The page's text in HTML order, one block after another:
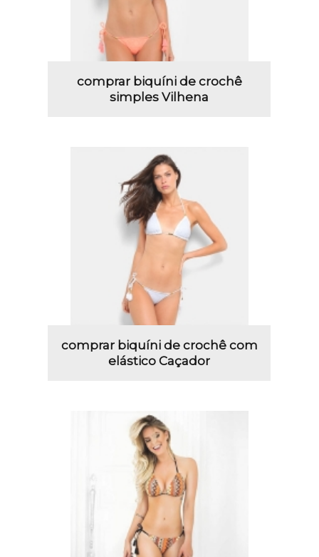
comprar biquíni de crochê
simples Vilhena
comprar biquíni de crochê com
elástico Caçador